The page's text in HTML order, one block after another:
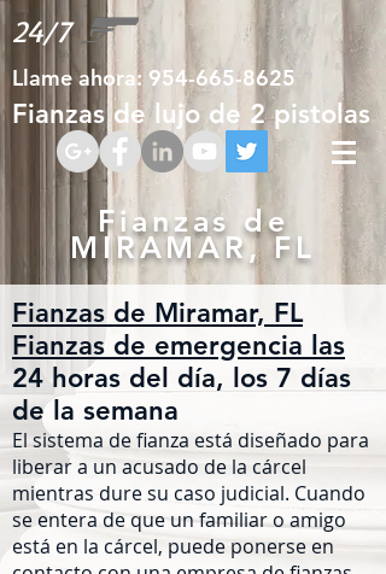
24/7
Llame ahora: 954-665-8625
Fianzas de lujo de 2 pistolas
Fianzas de
MIRAMAR, FL
Fianzas de Miramar, FL
Fianzas de emergencia las
24 horas del día, los 7 días
de la semana
El sistema de fianza está diseñado para
liberar a un acusado de la cárcel
mientras dure su caso judicial. Cuando
se entera de que un familiar o amigo
está en la cárcel, puede ponerse en